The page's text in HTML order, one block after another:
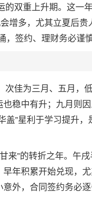
双重上升期。这一
增多，尤其立夏后
，签约、理财务必谨
佳为三月、五月，
稳中有升；九月则
”星利于学习提升
来”的转折之年。午
年积累开始兑现，
外，合同签约务必